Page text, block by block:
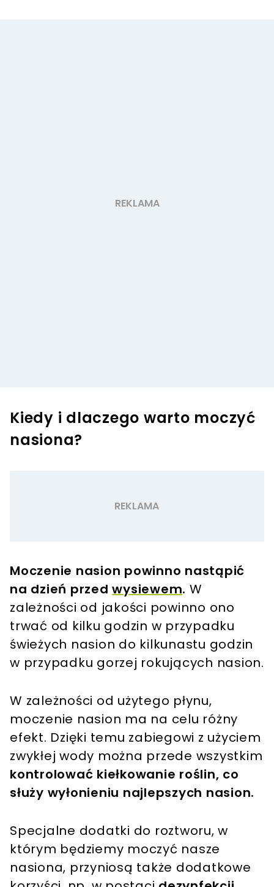
Kiedy i dlaczego warto moczyć
nasiona?
Moczenie nasion powinno nastąpić
na dzień przedwysiewem. W
zależności od jakości powinno ono
trwać od kilku godzin w przypadku
świeżych nasion do kilkunastu godzin
w przypadku gorzej rokujących nasion.
W zależności od użytego płynu,
moczenie nasion ma na celu różny
efekt. Dzięki temu zabiegowi z użyciem
zwykłej wody można przede wszystkim
kontrolować kiełkowanie roślin, co
służy wyłonieniu najlepszych nasion.
Specjalne dodatki do roztworu, w
którym będziemy moczyć nasze
nasiona, przyniosą także dodatkowe